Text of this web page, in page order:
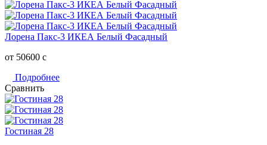
Лорена Пакс-3 ИКЕА Белый Фасадный
от 50600 c
Подробнее
Сравнить
Гостиная 28